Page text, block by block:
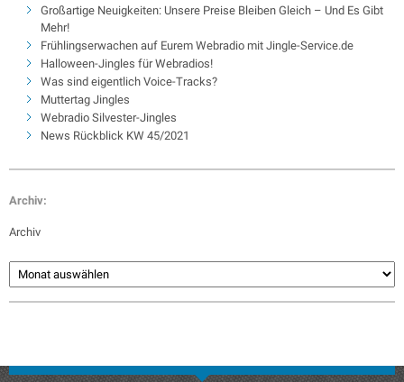
Großartige Neuigkeiten: Unsere Preise Bleiben Gleich – Und Es Gibt
Mehr!
Frühlingserwachen auf Eurem Webradio mit Jingle-Service.de
Halloween-Jingles für Webradios!
Was sind eigentlich Voice-Tracks?
Muttertag Jingles
Webradio Silvester-Jingles
News Rückblick KW 45/2021
Archiv:
Archiv